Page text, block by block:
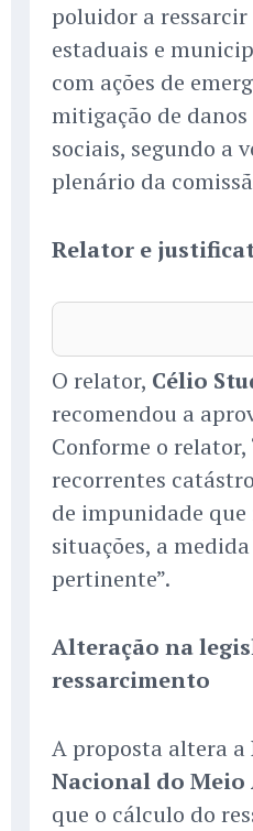
poluidor a ressarcir
estaduais e
com ações de
mitigação de
sociais, segundo a
plenário da
Relator e
O relator, Célio
recomendou a
Conforme o relator,
recorrentes
de impunidade que
situações, a
pertinente”.
Alteração na
ressarcimento
A proposta altera a
Nacional do
que o cálculo do